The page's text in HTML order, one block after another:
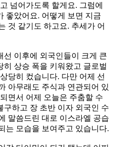
넘어가도록 할게요. 그럼에
좋았어요. 어떻게 보면 지금
것 같기도 하고요. 추세가 어
이후에 외국인들이 크게 큰
상승 폭을 키워왔고 글로벌
당히 컸습니다. 다만 어제 선
아무래도 주식과 연관되어 있
면서 어제 오늘은 주춤할 수
하고 장 초반 이자 외국인 수
말씀드린 대로 이스라엘 공습
는 모습을 보여주고 있습니다.